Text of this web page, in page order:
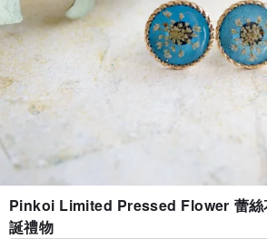
Pinkoi Limited Pressed Flower 蕾絲
誕禮物